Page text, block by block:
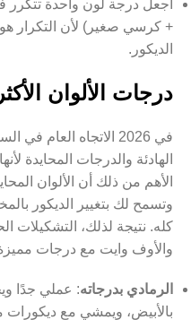
اجعل درجة لون واحدة
+ كرسي صغير) لأن التكرار
الديكور.
درجات الألوان الأكثر
في 2026 الاتجاه
الهادئة والدرجات المحايدة
الأهم من ذلك أن الألوان
وتسمح لك بتغيير الديكور
كله. نتيجة لذلك، التشكيلات
والأوف وايت مع درجات مميزة
الرمادي بدرجاته: عملي جدًا
بالأبيض، ويمشي مع ديكورات